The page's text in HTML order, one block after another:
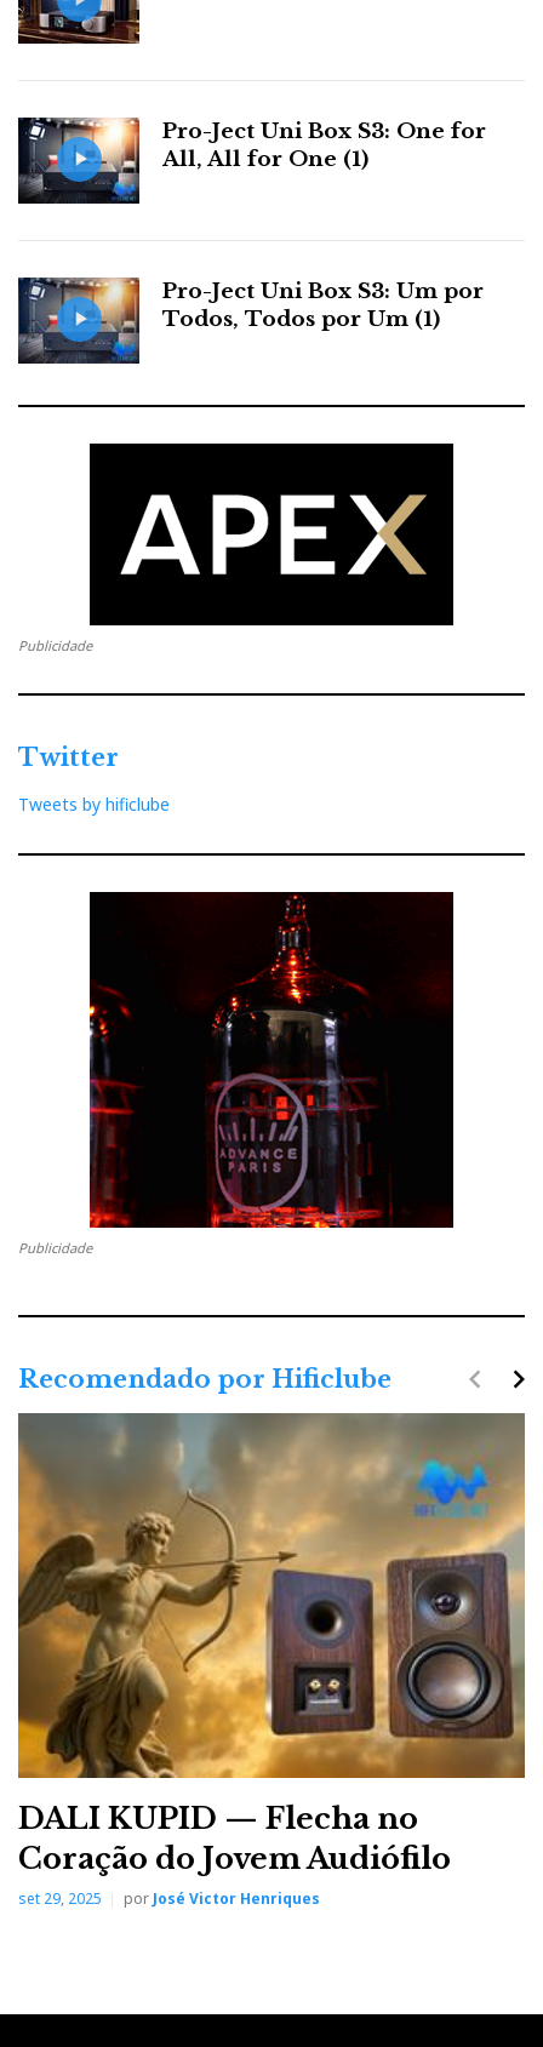
Pro-Ject Uni Box S3: One for
All, All for One (1)
Pro-Ject Uni Box S3: Um por
Todos, Todos por Um (1)
Publicidade
Twitter
Tweets by hificlube
Publicidade
Recomendado por Hificlube
DALI KUPID — Flecha no
Coração do Jovem Audiófilo
set 29, 2025 porJosé Victor Henriques
navigate_next
navigate_before